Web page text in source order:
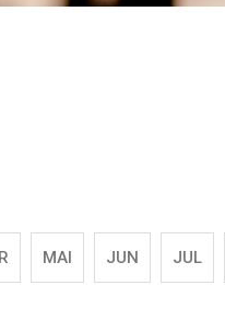
MAI JUN JUL